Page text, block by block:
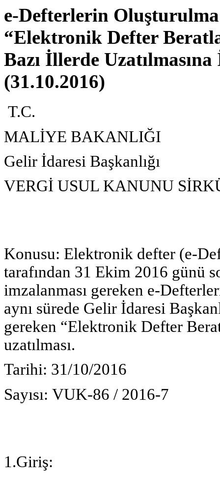
e-Defterlerin
“Elektronik Defter
Bazı İllerde
(31.10.2016)
T.C.
MALİYE BAKANLIĞI
Gelir İdaresi Başkanlığı
VERGİ USUL KANUNU
Konusu: Elektronik defter (e-
tarafından 31 Ekim 2016 günü
imzalanması gereken e-
aynı sürede Gelir İdaresi
gereken “Elektronik Defter
uzatılması.
Tarihi: 31/10/2016
Sayısı: VUK-86 / 2016-7
1.Giriş: